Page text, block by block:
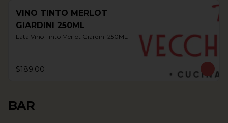
VINO TINTO MERLOT
GIARDINI 250ML
Lata Vino Tinto Merlot Giardini 250ML
$189.00
BAR